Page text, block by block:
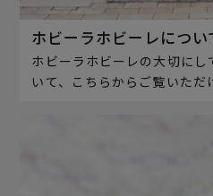
ホビーラホビーレについ
ホビーラホビーレの大切にし
いて、こちらからご覧いただ